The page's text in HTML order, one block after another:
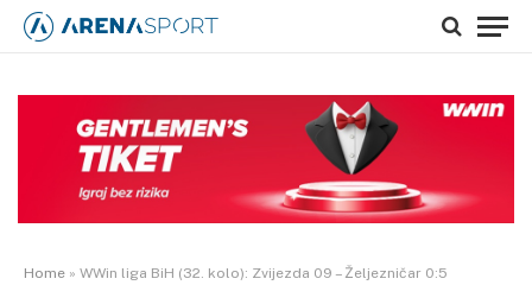
Home » WWin liga BiH (32. kolo): Zvijezda 09 – Željezničar 0:5